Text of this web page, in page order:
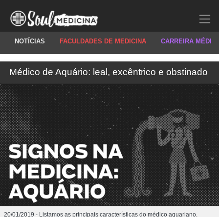
NOTÍCIAS FACULDADES DE MEDICINA CARREIRA
Médico de Aquário: leal, excêntrico e obstinado
20/01/2019 - Listamos as principais características do médico aquariano.